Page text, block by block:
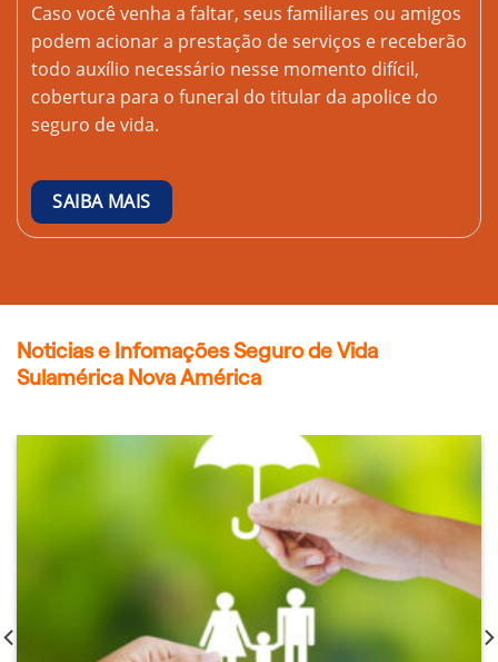
Caso você venha a faltar, seus familiares ou amigos
podem acionar a prestação de serviços e receberão
todo auxílio necessário nesse momento difícil,
cobertura para o funeral do titular da apolice do
seguro de vida.
SAIBA MAIS
Noticias e Infomações Seguro de Vida
Sulamérica Nova América